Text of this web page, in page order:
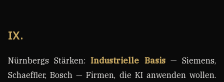
IX.
Nürnbergs Stärken:Industrielle Basis— Siemens,
Schaeffler, Bosch — Firmen, die KI anwenden wollen.